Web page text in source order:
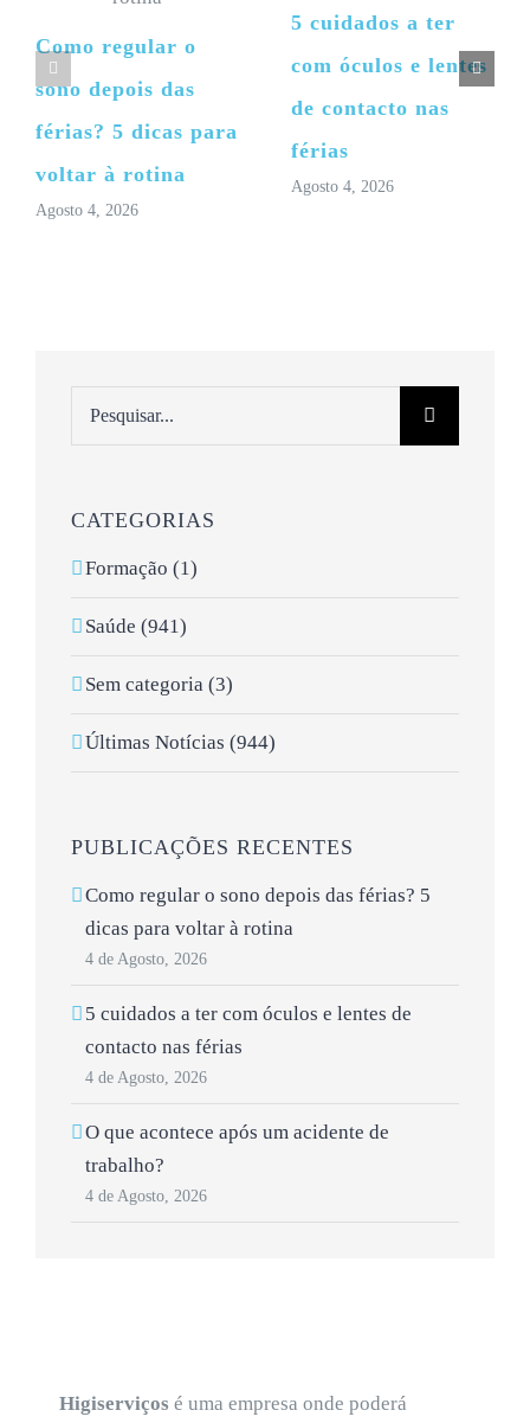
Como regular o
sono depois das
férias? 5 dicas para
voltar à rotina
Agosto 4, 2026
5 cuidados a ter
com óculos e lentes
de contacto nas
férias
Agosto 4, 2026
CATEGORIAS
Formação (1)
Saúde (941)
Sem categoria (3)
Últimas Notícias (944)
PUBLICAÇÕES RECENTES
Como regular o sono depois das férias? 5
dicas para voltar à rotina
4 de Agosto, 2026
5 cuidados a ter com óculos e lentes de
contacto nas férias
4 de Agosto, 2026
O que acontece após um acidente de
trabalho?
4 de Agosto, 2026
Higiserviços é uma empresa onde poderá